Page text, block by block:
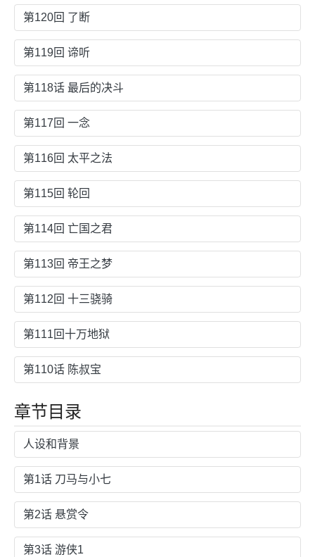
第120回 了断
第119回 谛听
第118话 最后的决斗
第117回 一念
第116回 太平之法
第115回 轮回
第114回 亡国之君
第113回 帝王之梦
第112回 十三骁骑
第111回十万地狱
第110话 陈叔宝
章节目录
人设和背景
第1话 刀马与小七
第2话 悬赏令
第3话 游侠1